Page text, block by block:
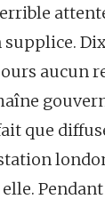
aucun
que
Pendant